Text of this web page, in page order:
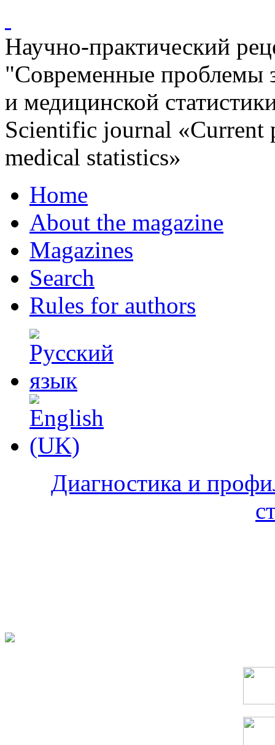
Научно-практический
"Современные проблемы
и медицинской
Scientific journal «Current
medical statistics»
Home
About the magazine
Magazines
Search
Rules for authors
Диагностика и